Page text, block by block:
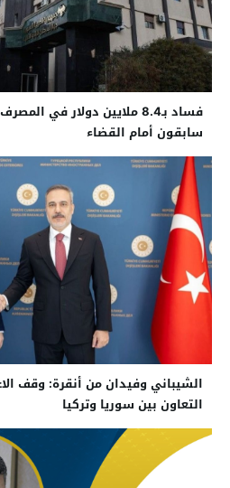
فساد بـ8.4 ملايين دولار في
سابقون أمام القضاء
الشيباني وفيدان من أنقرة: وقف
التعاون بين سوريا وتركيا